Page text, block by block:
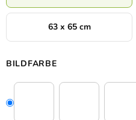
63 x 65 cm
BILDFARBE